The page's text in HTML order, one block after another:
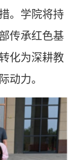
。学院将持
传承红色基
化为深耕教
动力。